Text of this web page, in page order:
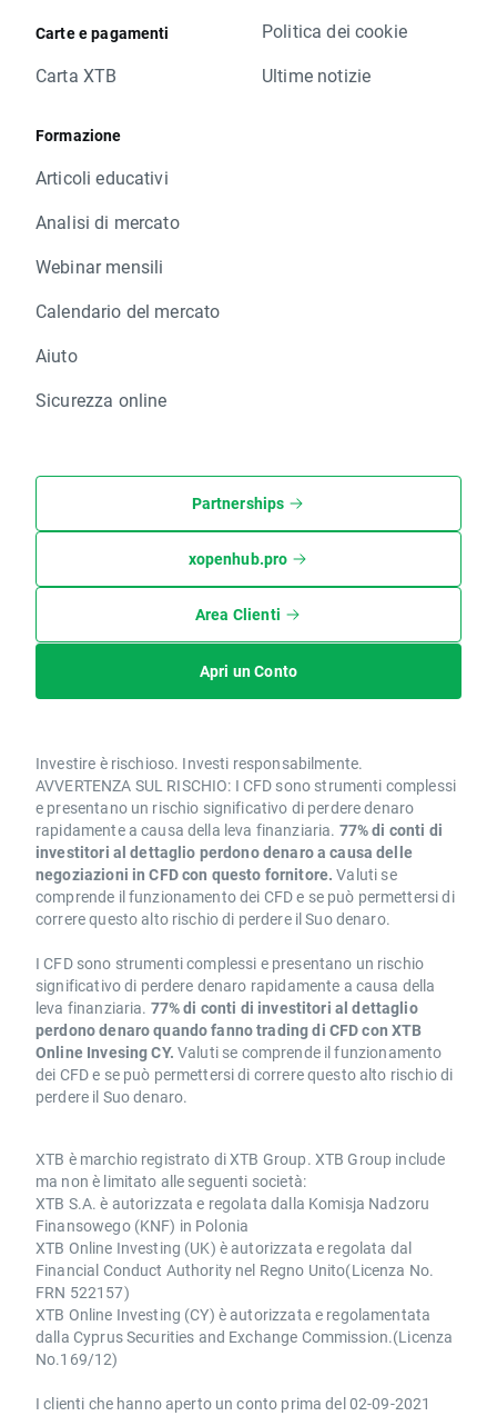
Carte e pagamenti
Carta XTB
Formazione
Articoli educativi
Analisi di mercato
Webinar mensili
Calendario del mercato
Aiuto
Sicurezza online
Politica dei cookie
Ultime notizie
Partnerships
xopenhub.pro
Area Clienti
Apri un Conto
Investire è rischioso. Investi responsabilmente.
AVVERTENZA SUL RISCHIO: I CFD sono strumenti complessi
e presentano un rischio significativo di perdere denaro
rapidamente a causa della leva finanziaria. 77% di conti di
investitori al dettaglio perdono denaro a causa delle
negoziazioni in CFD con questo fornitore. Valuti se
comprende il funzionamento dei CFD e se può permettersi di
correre questo alto rischio di perdere il Suo denaro.
I CFD sono strumenti complessi e presentano un rischio
significativo di perdere denaro rapidamente a causa della
leva finanziaria. 77% di conti di investitori al dettaglio
perdono denaro quando fanno trading di CFD con XTB
Online Invesing CY. Valuti se comprende il funzionamento
dei CFD e se può permettersi di correre questo alto rischio di
perdere il Suo denaro.
XTB è marchio registrato di XTB Group. XTB Group include
ma non è limitato alle seguenti società:
XTB S.A. è autorizzata e regolata dalla Komisja Nadzoru
Finansowego (KNF) in Polonia
XTB Online Investing (UK) è autorizzata e regolata dal
Financial Conduct Authority nel Regno Unito(Licenza No.
FRN 522157)
XTB Online Investing (CY) è autorizzata e regolamentata
dalla Cyprus Securities and Exchange Commission.(Licenza
No.169/12)
I clienti che hanno aperto un conto prima del 02-09-2021